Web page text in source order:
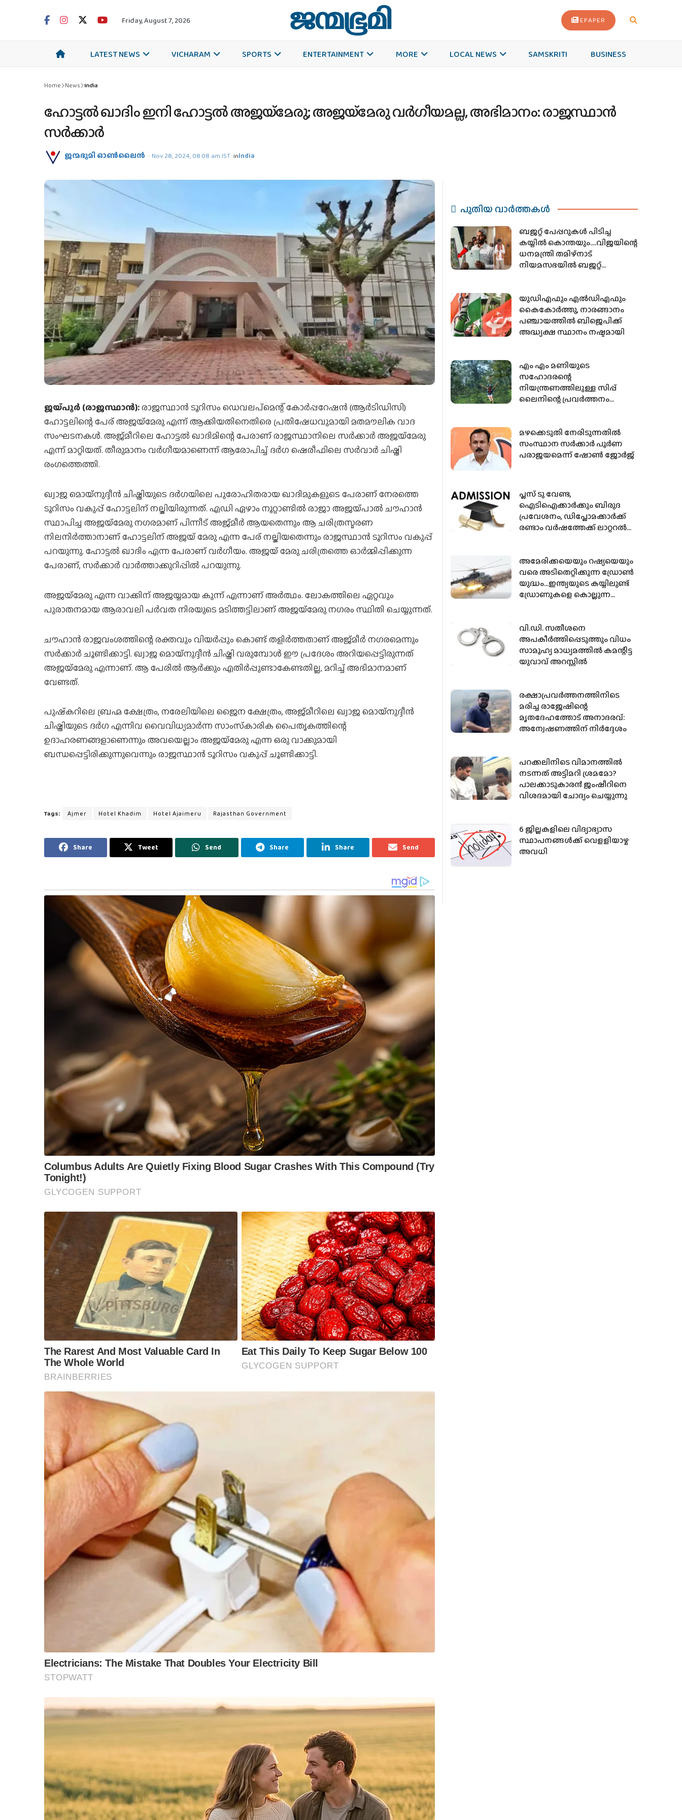
Friday, August 7, 2026 EPAPER
LATEST NEWS VICHARAM SPORTS ENTERTAINMENT MORE LOCAL NEWS SAMSKRITI BUSINESS
Home News India
ഹോട്ടല്‍ ഖാദിം ഇനി ഹോട്ടല്‍ അജയ്‌മേരു; അജയ്‌മേരു വര്‍ഗീയമല്ല, അഭിമാനം: രാജസ്ഥാന്‍
സര്‍ക്കാര്‍
ജന്മഭൂമി ഓണ്‍ലൈന്‍ Nov 28, 2024, 08:08 am IST inIndia
ജയ്‌പൂര്‍ (രാജസ്ഥാന്‍):രാജസ്ഥാന്‍ ടൂറിസം ഡെവലപ്‌മെന്റ് കോര്‍പ്പറേഷന്‍ (ആര്‍ടിഡിസി)
ഹോട്ടലിന്റെ പേര് അജയ്‌മേരു എന്ന് ആക്കിയതിനെതിരെ പ്രതിഷേധവുമായി മതമൗലിക വാദ
സംഘടനകള്‍. അജ്മീറിലെ ഹോട്ടല്‍ ഖാദിമിന്റെ പേരാണ് രാജസ്ഥാനിലെ സര്‍ക്കാര്‍ അജയ്‌മേരു
എന്ന് മാറ്റിയത്. തീരുമാനം വര്‍ഗീയമാണെന്ന് ആരോപിച്ച് ദര്‍ഗ ഷെരീഫിലെ സര്‍വാര്‍ ചിഷ്തി
രംഗത്തെത്തി.
ഖ്വാജ മൊയ്നുദ്ദീന്‍ ചിഷ്തിയുടെ ദര്‍ഗയിലെ പുരോഹിതരായ ഖാദിമുകളുടെ പേരാണ് നേരത്തെ
ടൂറിസം വകുപ്പ് ഹോട്ടലിന് നല്കിയിരുന്നത്. എഡി ഏഴാം നൂറ്റാണ്ടില്‍ രാജാ അജയ്‌പാല്‍ ചൗഹാന്‍
സ്ഥാപിച്ച അജയ്‌മേരു നഗരമാണ് പിന്നീട് അജ്മീര്‍ ആയതെന്നും ആ ചരിത്രസ്മരണ
നിലനിര്‍ത്താനാണ് ഹോട്ടലിന് അജയ് മേരു എന്ന പേര് നല്കിയതെന്നും രാജസ്ഥാന്‍ ടൂറിസം വകുപ്പ്
പറയുന്നു. ഹോട്ടല്‍ ഖാദിം എന്ന പേരാണ് വര്‍ഗീയം. അജയ് മേരു ചരിത്രത്തെ ഓര്‍മ്മിപ്പിക്കുന്ന
പേരാണ്, സര്‍ക്കാര്‍ വാര്‍ത്താക്കുറിപ്പില്‍ പറയുന്നു.
അജയ്‌മേരു എന്ന വാക്കിന് അജയ്യമായ കുന്ന് എന്നാണ് അര്‍ത്ഥം. ലോകത്തിലെ ഏറ്റവും
പുരാതനമായ ആരാവലി പര്‍വത നിരയുടെ മടിത്തട്ടിലാണ് അജയ്‌മേരു നഗരം സ്ഥിതി ചെയ്യുന്നത്.
ചൗഹാന്‍ രാജവംശത്തിന്റെ രക്തവും വിയര്‍പ്പും കൊണ്ട് തളിര്‍ത്തതാണ് അജ്മീര്‍ നഗരമെന്നും
സര്‍ക്കാര്‍ ചൂണ്ടിക്കാട്ടി. ഖ്വാജ മൊയ്‌നുദ്ദീന്‍ ചിഷ്തി വരുമ്പോള്‍ ഈ പ്രദേശം അറിയപ്പെട്ടിരുന്നത്
അജയ്‌മേരു എന്നാണ്. ആ പേരില്‍ ആര്‍ക്കും എതിര്‍പ്പുണ്ടാകേണ്ടതില്ല, മറിച്ച് അഭിമാനമാണ്
വേണ്ടത്.
പുഷ്‌കറിലെ ബ്രഹ്മ ക്ഷേത്രം, നരേലിയിലെ ജൈന ക്ഷേത്രം, അജ്മീറിലെ ഖ്വാജ മൊയ്‌നുദ്ദീന്‍
ചിഷ്തിയുടെ ദര്‍ഗ എന്നിവ വൈവിധ്യമാര്‍ന്ന സാംസ്‌കാരിക പൈതൃകത്തിന്റെ
ഉദാഹരണങ്ങളാണെന്നും അവയെല്ലാം അജയ്‌മേരു എന്ന ഒരു വാക്കുമായി
ബന്ധപ്പെട്ടിരിക്കുന്നുവെന്നും രാജസ്ഥാന്‍ ടൂറിസം വകുപ്പ് ചൂണ്ടിക്കാട്ടി.
Tags: Ajmer Hotel Khadim Hotel Ajaimeru Rajasthan Government
Share Tweet Send Share Share Send
പുതിയ വാര്‍ത്തകള്‍
ബജറ്റ് പേപ്പറുകള്‍ പിടിച്ച
കയ്യില്‍ കൊന്തയും….വിജയിന്റെ
ധനമന്ത്രി തമിഴ്നാട്
നിയമസഭയില്‍ ബജറ്റ്
യുഡിഎഫും എല്‍ഡിഎഫും
കൈകോര്‍ത്തു, നാരങ്ങാനം
പഞ്ചായത്തില്‍ ബിജെപിക്ക്
അദ്ധ്യക്ഷ സ്ഥാനം നഷ്ടമായി
എം എം മണിയുടെ
സഹോദരന്റെ
നിയന്ത്രണത്തിലുള്ള സിപ്പ്
ലൈനിന്റെ പ്രവര്‍ത്തനം
മഴക്കെടുതി നേരിടുന്നതില്‍
സംസ്ഥാന സര്‍ക്കാര്‍ പൂര്‍ണ
പരാജയമെന്ന് ഷോണ്‍ ജോര്‍ജ്
പ്ലസ് ടു വേണ്ട,
ഐടിഐക്കാര്‍ക്കും ബിരുദ
പ്രവേശനം, ഡിപ്ലോമക്കാര്‍ക്ക്
രണ്ടാം വര്‍ഷത്തേക്ക് ലാറ്ററല്‍
അമേരിക്കയെയും റഷ്യയെയും
വരെ അടിതെറ്റിക്കുന്ന ഡ്രോണ്‍
യുദ്ധം…ഇന്ത്യയുടെ കയ്യിലുണ്ട്
ഡ്രോണുകളെ കൊല്ലുന്ന
വി.ഡി. സതീശനെ
അപകീര്‍ത്തിപ്പെടുത്തും വിധം
സാമൂഹ്യ മാധ്യമത്തില്‍ കമന്റിട്ട
യുവാവ് അറസ്റ്റില്‍
രക്ഷാപ്രവര്‍ത്തനത്തിനിടെ
മരിച്ച രാജേഷിന്റെ
മൃതദേഹത്തോട് അനാദരവ്:
അന്വേഷണത്തിന് നിര്‍ദ്ദേശം
പറക്കലിനിടെ വിമാനത്തില്‍
നടന്നത് അട്ടിമറി ശ്രമമോ?
പാലക്കാടുകാരന്‍ ജംഷീറിനെ
വിശദമായി ചോദ്യം ചെയ്യുന്നു
6 ജില്ലകളിലെ വിദ്യാഭ്യാസ
സ്ഥാപനങ്ങള്‍ക്ക് വെളളിയാഴ്ച
അവധി